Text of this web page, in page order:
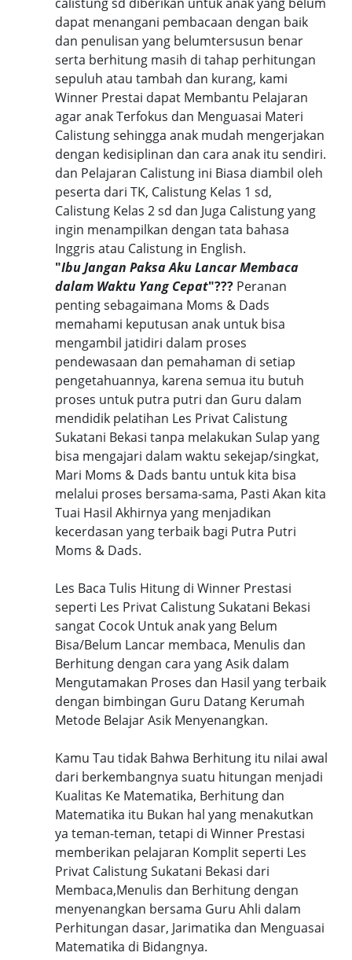
dapat menangani pembacaan dengan baik
dan penulisan yang belumtersusun benar
serta berhitung masih di tahap perhitungan
sepuluh atau tambah dan kurang, kami
Winner Prestai dapat Membantu Pelajaran
agar anak Terfokus dan Menguasai Materi
Calistung sehingga anak mudah mengerjakan
dengan kedisiplinan dan cara anak itu sendiri.
dan Pelajaran Calistung ini Biasa diambil oleh
peserta dari TK, Calistung Kelas 1 sd,
Calistung Kelas 2 sd dan Juga Calistung yang
ingin menampilkan dengan tata bahasa
Inggris atau Calistung in English.
"Ibu Jangan Paksa Aku Lancar Membaca
dalam Waktu Yang Cepat"??? Peranan
penting sebagaimana Moms & Dads
memahami keputusan anak untuk bisa
mengambil jatidiri dalam proses
pendewasaan dan pemahaman di setiap
pengetahuannya, karena semua itu butuh
proses untuk putra putri dan Guru dalam
mendidik pelatihan Les Privat Calistung
Sukatani Bekasi tanpa melakukan Sulap yang
bisa mengajari dalam waktu sekejap/singkat,
Mari Moms & Dads bantu untuk kita bisa
melalui proses bersama-sama, Pasti Akan kita
Tuai Hasil Akhirnya yang menjadikan
kecerdasan yang terbaik bagi Putra Putri
Moms & Dads.
Les Baca Tulis Hitung di Winner Prestasi
seperti Les Privat Calistung Sukatani Bekasi
sangat Cocok Untuk anak yang Belum
Bisa/Belum Lancar membaca, Menulis dan
Berhitung dengan cara yang Asik dalam
Mengutamakan Proses dan Hasil yang terbaik
dengan bimbingan Guru Datang Kerumah
Metode Belajar Asik Menyenangkan.
Kamu Tau tidak Bahwa Berhitung itu nilai awal
dari berkembangnya suatu hitungan menjadi
Kualitas Ke Matematika, Berhitung dan
Matematika itu Bukan hal yang menakutkan
ya teman-teman, tetapi di Winner Prestasi
memberikan pelajaran Komplit seperti Les
Privat Calistung Sukatani Bekasi dari
Membaca,Menulis dan Berhitung dengan
menyenangkan bersama Guru Ahli dalam
Perhitungan dasar, Jarimatika dan Menguasai
Matematika di Bidangnya.